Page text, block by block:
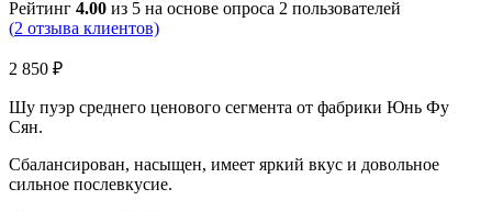
Рейтинг 4.00 из 5 на основе опроса 2 пользователей
(2 отзыва клиентов)
2 850 ₽
Шу пуэр среднего ценового сегмента от фабрики Юнь Фу
Сян.
Сбалансирован, насыщен, имеет яркий вкус и довольное
сильное послевкусие.